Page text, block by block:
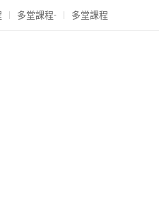
多堂課程- 多堂課程